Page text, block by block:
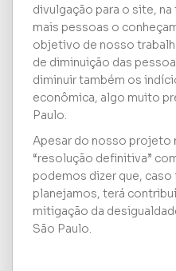
divulgação para o site,
mais pessoas o
objetivo de nosso
de diminuição das
diminuir também os
econômica, algo muito
Paulo.
Apesar do nosso projeto
“resolução definitiva”
podemos dizer que,
planejamos, terá
mitigação da
São Paulo.